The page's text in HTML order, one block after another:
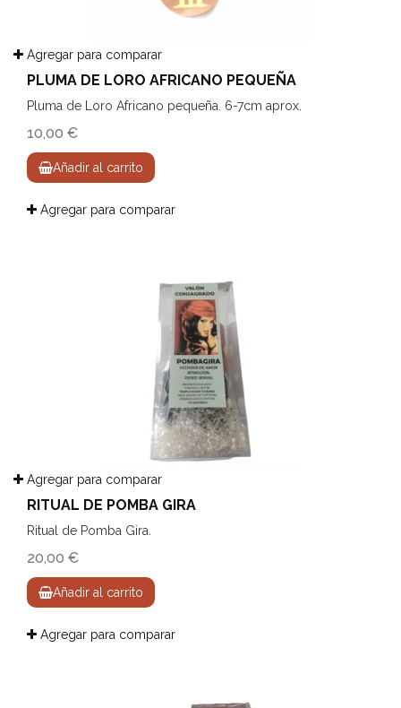
Agregar para comparar
PLUMA DE LORO AFRICANO PEQUEÑA
Pluma de Loro Africano pequeña. 6-7cm aprox.
10,00 €
Añadir al carrito
Agregar para comparar
Agregar para comparar
RITUAL DE POMBA GIRA
Ritual de Pomba Gira.
20,00 €
Añadir al carrito
Agregar para comparar